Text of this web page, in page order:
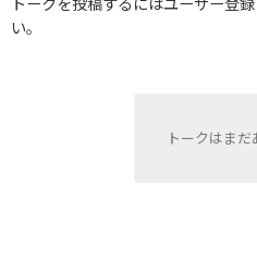
い。
トークはま